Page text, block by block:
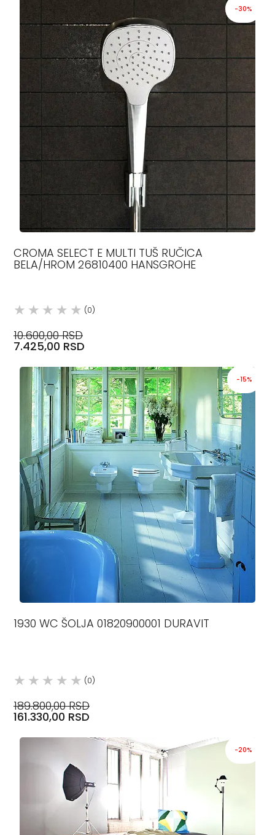
-30%
CROMA SELECT E MULTI TUŠ RUČICA
BELA/HROM 26810400 HANSGROHE
(0)
10.600,00 RSD
7.425,00 RSD
-15%
1930 WC ŠOLJA 01820900001 DURAVIT
(0)
189.800,00 RSD
161.330,00 RSD
-20%